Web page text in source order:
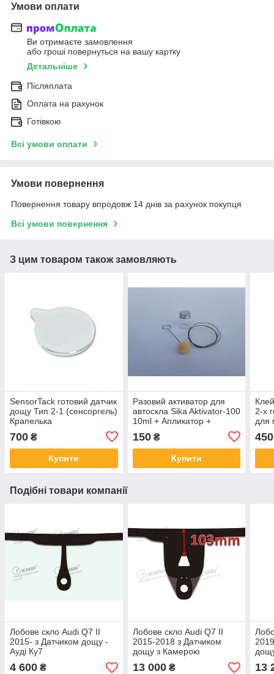
Умови оплати
Ви отримаєте замовлення
або гроші повернуться на вашу картку
Детальніше
Післяплата
Оплата на рахунок
Готівкою
Всі умови оплати
Умови повернення
Повернення товару впродовж 14 днів за рахунок покупця
Всі умови повернення
З цим товаром також замовляють
SensorTack готовий датчик
дощу Тип 2-1 (сенсоргель)
Крапелька
700 ₴
Купити
Разовий активатор для
автоскла Sika Aktivator-100
10ml + Апликатор +
150₴
Купити
2-х
для
450
Подібні товари компанії
Лобове скло Audi Q7 II
2015- з Датчиком дощу -
Ауді Ку7
4 600 ₴
Лобове скло Audi Q7 II
2015-2018 з Датчиком
дощу з Камерою
h=103mm з повним
підігрівом - Ауді Ку7
13 000₴
з
Ку7
13